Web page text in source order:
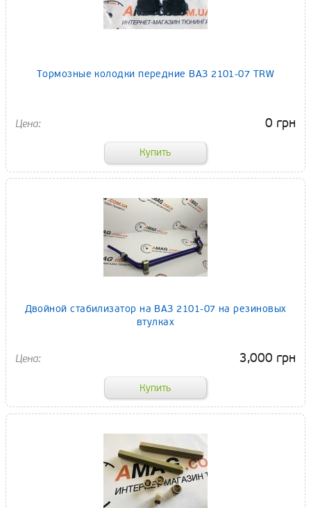
Тормозные колодки передние ВАЗ 2101-07 TRW
0 грн
Двойной стабилизатор на ВАЗ 2101-07 на резиновых
втулках
3,000 грн